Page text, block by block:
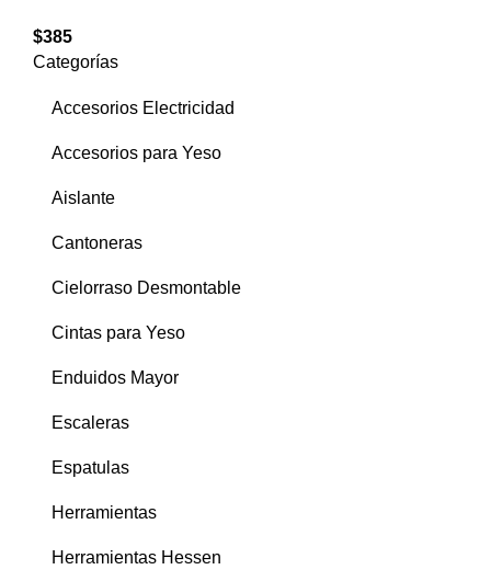
$385
Categorías
Accesorios Electricidad
Accesorios para Yeso
Aislante
Cantoneras
Cielorraso Desmontable
Cintas para Yeso
Enduidos Mayor
Escaleras
Espatulas
Herramientas
Herramientas Hessen